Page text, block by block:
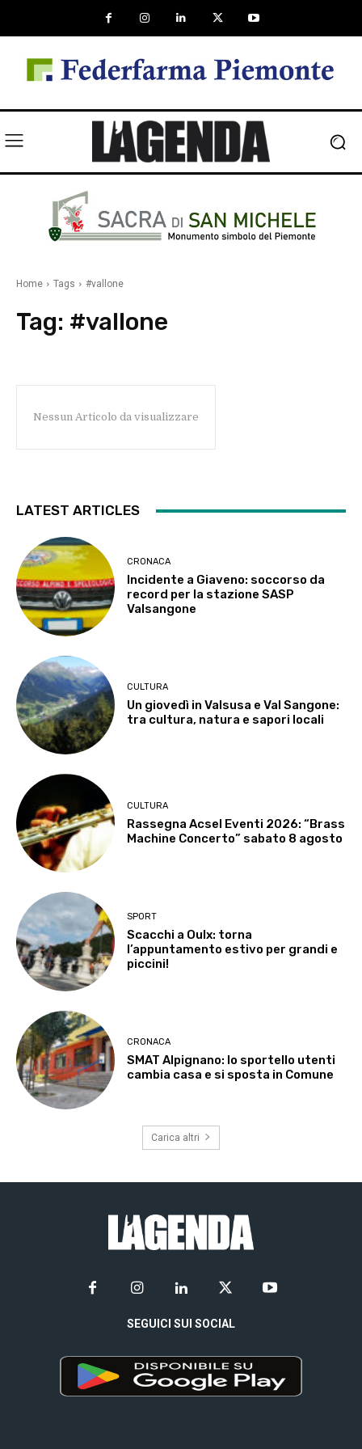
Home Tags #vallone
Tag: #vallone
Nessun Articolo da visualizzare
LATEST ARTICLES
CRONACA
Incidente a Giaveno: soccorso da
record per la stazione SASP
Valsangone
CULTURA
Un giovedì in Valsusa e Val Sangone:
tra cultura, natura e sapori locali
CULTURA
Rassegna Acsel Eventi 2026: “Brass
Machine Concerto” sabato 8 agosto
SPORT
Scacchi a Oulx: torna
l’appuntamento estivo per grandi e
piccini!
CRONACA
SMAT Alpignano: lo sportello utenti
cambia casa e si sposta in Comune
Carica altri
SEGUICI SUI SOCIAL